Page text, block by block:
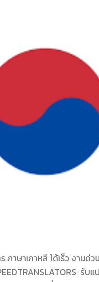
ภาษาเกาหลี ได้เร็ว งานด่
รับ